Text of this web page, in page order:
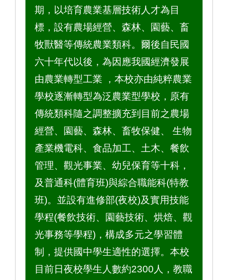
期，以培育農業基層技術人才為目
標，設有農場經營、森林、園藝、畜
牧獸醫等傳統農業類科。爾後自民國
六十年代以後，為因應我國經濟發展
由農業轉型工業 ，本校亦由純粹農業
學校逐漸轉型為泛農業型學校，原有
傳統類科隨之調整擴充到目前之農場
經營、園藝、森林、畜牧保健、 生物
產業機電科、食品加工、土木、餐飲
管理、觀光事業、幼兒保育等十科，
及普通科(體育班)與綜合職能科(特教
班)。並設有進修部(夜校)及實用技能
學程(餐飲技術、園藝技術、烘焙、觀
光事務等學程)，構成多元之學習體
制，提供國中學生適性的選擇。本校
目前日夜校學生人數約2300人，教職